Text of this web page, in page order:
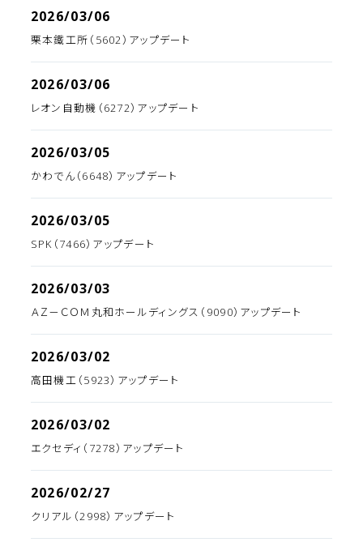
2026/03/06
栗本鐵工所（5602）アップデート
2026/03/06
レオン自動機（6272）アップデート
2026/03/05
かわでん（6648）アップデート
2026/03/05
SPK（7466）アップデート
2026/03/03
ＡＺ－ＣＯＭ丸和ホールディングス（9090）アップデート
2026/03/02
高田機工（5923）アップデート
2026/03/02
エクセディ（7278）アップデート
2026/02/27
クリアル（2998）アップデート